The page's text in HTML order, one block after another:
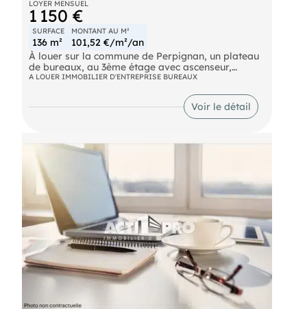
LOYER MENSUEL
1 150 €
SURFACE
136 m²
MONTANT AU M²
101,52 €/m²/an
À louer sur la commune de Perpignan, un plateau
de bureaux, au 3ème étage avec ascenseur,
d’environ 136 m² comprenant un accueil, une salle
à 27 m². Lumineux, accès PMR, entièrement refait.
+ 2 places de stationnement privatif.
Renseignements sur demande. Pour découvrir
A LOUER IMMOBILIER D'ENTREPRISE BUREAUX
Voir le détail